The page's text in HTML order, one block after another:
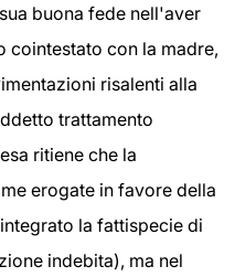
buona fede nell'aver
cointestato con la madre,
risalenti alla
trattamento
ritiene che la
erogate in favore della
la fattispecie di
indebita), ma nel